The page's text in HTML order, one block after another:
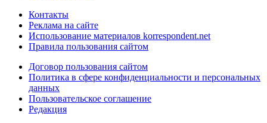
Контакты
Реклама на сайте
Использование материалов korrespondent.net
Правила пользования сайтом
Договор пользования сайтом
Политика в сфере конфиденциальности и персональных
данных
Пользовательское соглашение
Редакция